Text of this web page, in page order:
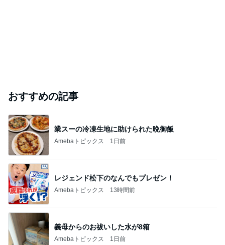
おすすめの記事
業スーの冷凍生地に助けられた晩御飯
Amebaトピックス 1日前
レジェンド松下のなんでもプレゼン！
Amebaトピックス 13時間前
義母からのお祓いした水が8箱
Amebaトピックス 1日前